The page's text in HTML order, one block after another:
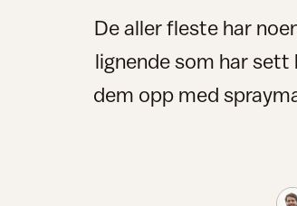
De aller fleste har
lignende som har sett
dem opp med